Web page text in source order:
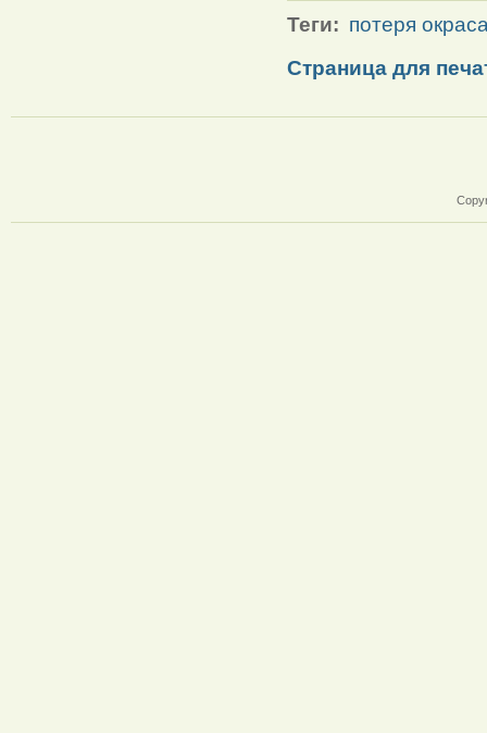
Теги: потеря
Страница для